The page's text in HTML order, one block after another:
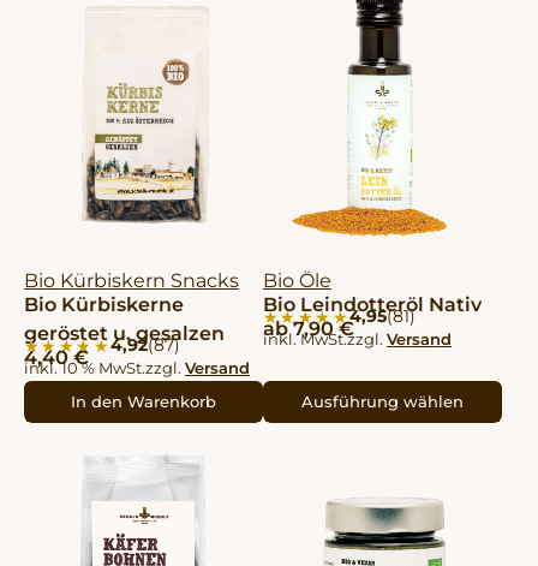
Bio Kürbiskern Snacks
Bio Kürbiskerne
geröstet u. gesalzen
★★★★★
★★★★★4,92(87)
4,40€
inkl. 10 % MwSt.zzgl. Versand
In den Warenkorb
Bio Öle
Bio Leindotteröl Nativ
★★★★★
★★★★★4,95(81)
ab7,90€
inkl. MwSt.zzgl. Versand
Ausführung wählen